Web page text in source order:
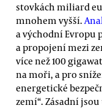
stovkách miliard
mnohem vyšší.
a východní Evropu
a propojení mezi
více než 100
na moři, a pro
energetické
zemí“. Zásadní